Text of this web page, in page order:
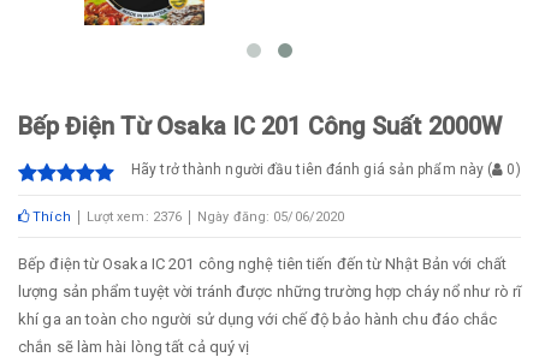
Bếp Điện Từ Osaka IC 201 Công Suất 2000W
Hãy trở thành người đầu tiên đánh giá sản phẩm này ( 0)
Thích Lượt xem: 2376 Ngày đăng: 05/06/2020
Bếp điện từ Osaka IC 201 công nghệ tiên tiến đến từ Nhật Bản với chất
lượng sản phẩm tuyệt vời tránh được những trường hợp cháy nổ như rò rĩ
khí ga an toàn cho người sử dụng với chế độ bảo hành chu đáo chắc
chắn sẽ làm hài lòng tất cả quý vị